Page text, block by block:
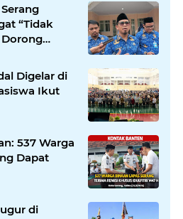
“Tidak
Digelar di
Ikut
537 Warga
Dapat
di